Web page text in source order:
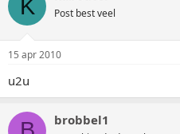
K Post best veel
15 apr 2010
u2u
brobbel1